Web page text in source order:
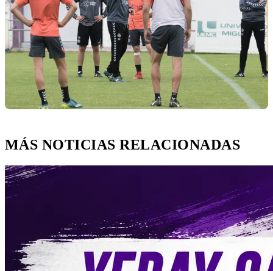
MÁS NOTICIAS RELACIONADAS